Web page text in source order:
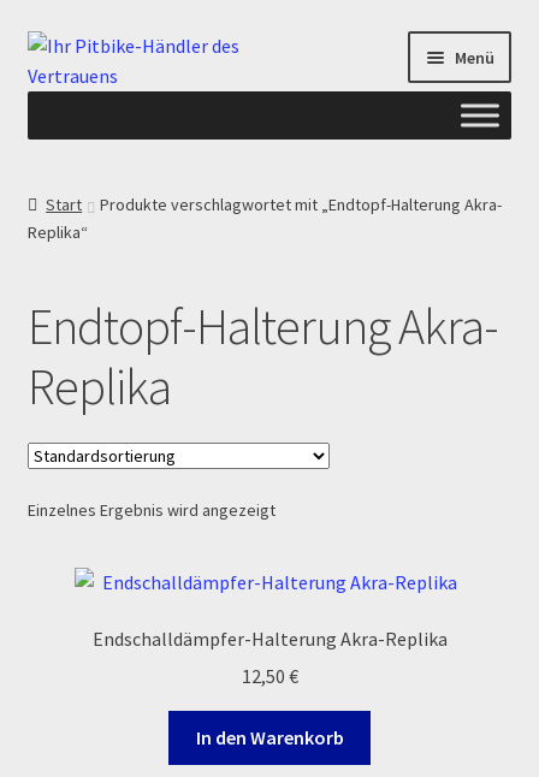
Zur
Navigation
Zum
Inhalt
Menü
ANGEBOTE AB-PITBIKE
Datenschutzerklärung
Start
Produkte verschlagwortet mit „Endtopf-Halterung Akra-
Replika“
Endtopf-Halterung Akra-
Replika
Einzelnes Ergebnis wird angezeigt
Endschalldämpfer-Halterung Akra-Replika
12,50 €
In den Warenkorb